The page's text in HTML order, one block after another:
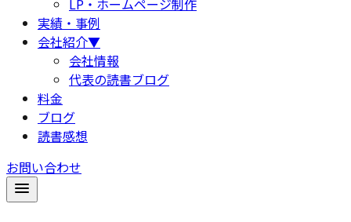
LP・ホームページ制作
実績・事例
会社紹介▼
会社情報
代表の読書ブログ
料金
ブログ
読書感想
お問い合わせ